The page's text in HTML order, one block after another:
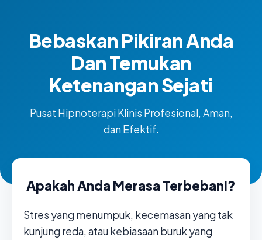
Bebaskan Pikiran Anda
Dan Temukan
Ketenangan Sejati
Pusat Hipnoterapi Klinis Profesional, Aman,
dan Efektif.
Apakah Anda Merasa Terbebani?
Stres yang menumpuk, kecemasan yang tak
kunjung reda, atau kebiasaan buruk yang